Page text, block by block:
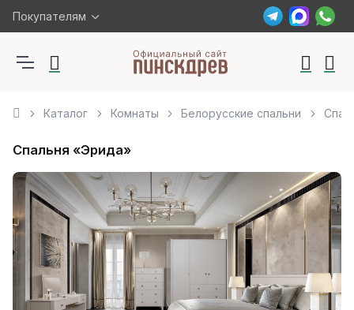
Покупателям
Каталог Комнаты Белорусские спальни
Спальня «Эрида»